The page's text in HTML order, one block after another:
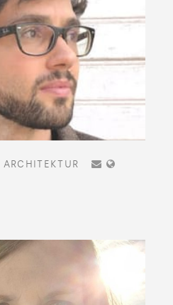
ARCHITEKTUR